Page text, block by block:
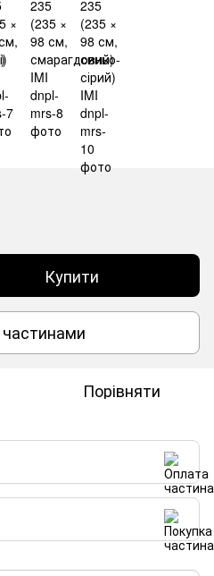
Купити
Порівняти